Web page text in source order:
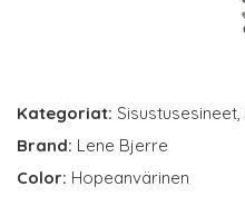
Kategoriat: Sisustusesineet,
Brand: Lene Bjerre
Color: Hopeanvärinen